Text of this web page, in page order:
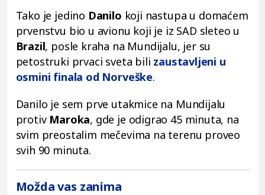
Tako je jedino Danilo koji nastupa u domaćem
prvenstvu bio u avionu koji je iz SAD sleteo u
Brazil, posle kraha na Mundijalu, jer su
petostruki prvaci sveta bili zaustavljeni u
osmini finala od Norveške.
Danilo je sem prve utakmice na Mundijalu
protiv Maroka, gde je odigrao 45 minuta, na
svim preostalim mečevima na terenu proveo
svih 90 minuta.
Možda vas zanima